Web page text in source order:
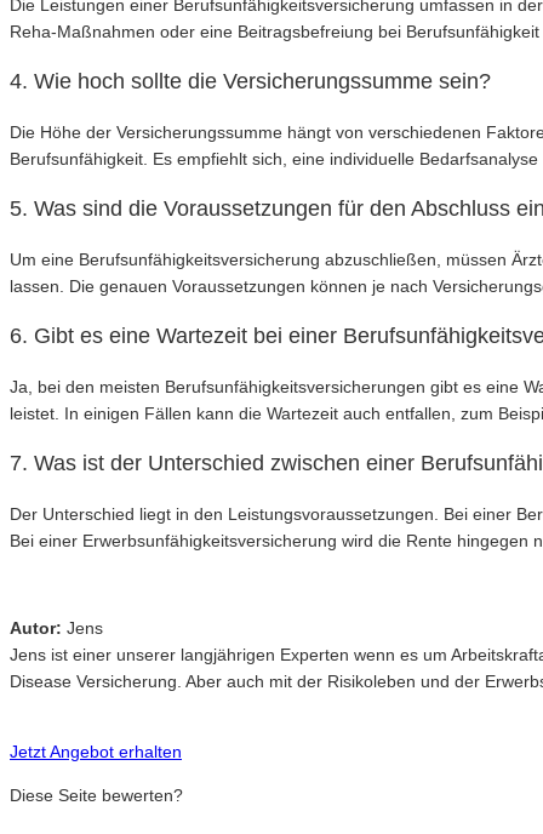
Die Leistungen einer Berufsunfähigkeitsversicherung umfassen in
Reha-Maßnahmen oder eine Beitragsbefreiung bei
4. Wie hoch sollte die Versicherungssumme sein?
Die Höhe der Versicherungssumme hängt von verschiedenen
Berufsunfähigkeit. Es empfiehlt sich, eine individuelle
5. Was sind die Voraussetzungen für den Abschluss
Um eine Berufsunfähigkeitsversicherung abzuschließen, müssen
lassen. Die genauen Voraussetzungen können je nach
6. Gibt es eine Wartezeit bei einer
Ja, bei den meisten Berufsunfähigkeitsversicherungen gibt es eine
leistet. In einigen Fällen kann die Wartezeit auch entfallen, zum
7. Was ist der Unterschied zwischen einer
Der Unterschied liegt in den Leistungsvoraussetzungen. Bei einer
Bei einer Erwerbsunfähigkeitsversicherung wird die Rente
Autor: Jens
Jens ist einer unserer langjährigen Experten wenn es um
Disease Versicherung. Aber auch mit der Risikoleben und der
Jetzt Angebot erhalten
Diese Seite bewerten?